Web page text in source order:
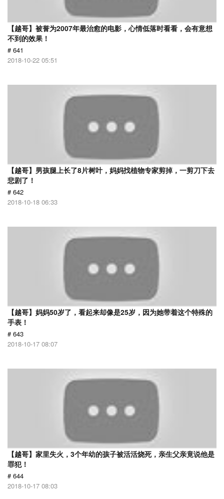
【越哥】被誉为2007年最治愈的电影，心情低落时看看，会有意想
不到的效果！
# 641
2018-10-22 05:51
【越哥】男孩腿上长了8片树叶，妈妈找植物专家剪掉，一剪刀下去
悲剧了！
# 642
2018-10-18 06:33
【越哥】妈妈50岁了，看起来却像是25岁，因为她带着这个特殊的
手表！
# 643
2018-10-17 08:07
【越哥】家里失火，3个年幼的孩子被活活烧死，亲生父亲竟说他是
罪犯！
# 644
2018-10-17 08:03